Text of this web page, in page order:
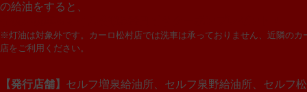
の給油をすると、
※灯油は対象外です。カーロ松村店では洗車は承っておりません、近隣のカ
店をご利用ください。
【発行店舗】 セルフ増泉給油所、セルフ泉野給油所、セルフ